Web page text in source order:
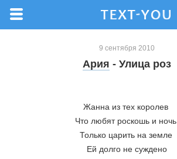
9 сентября 2010
Ария - Улица роз
Жанна из тех королев
Что любят роскошь и ночь
Только царить на земле
Ей долго не суждено